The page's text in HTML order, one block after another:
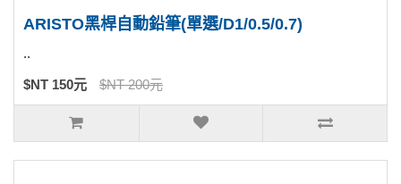
ARISTO黑桿自動鉛筆(單選/D1/0.5/0.7)
..
$NT 150元 $NT 200元